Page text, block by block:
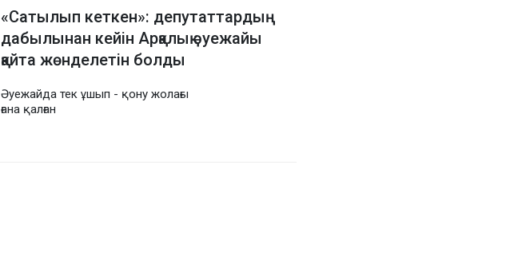
«Сатылып кеткен»: депутаттардың
дабылынан кейін Арқалық әуежайы
қайта жөнделетін болды
Әуежайда тек ұшып - қону жолағы
ғана қалған